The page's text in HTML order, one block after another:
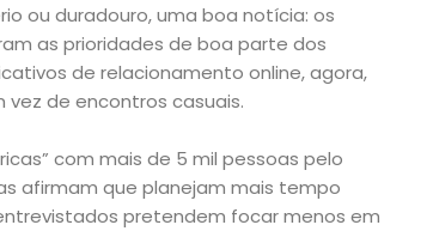
ou duradouro, uma boa notícia: os
as prioridades de boa parte dos
de relacionamento online, agora,
de encontros casuais.
com mais de 5 mil pessoas pelo
afirmam que planejam mais tempo
pretendem focar menos em